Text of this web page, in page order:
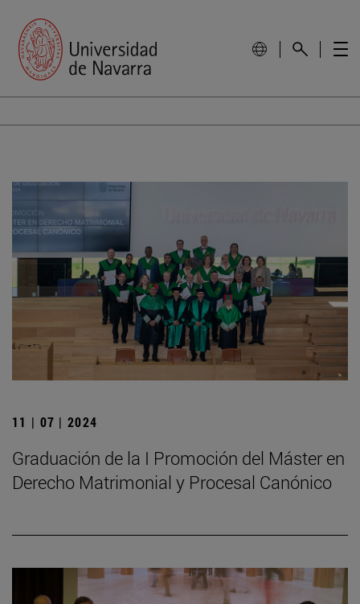
11 | 07 | 2024
Graduación de la I Promoción del Máster en
Derecho Matrimonial y Procesal Canónico